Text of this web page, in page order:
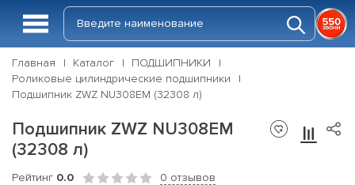
Главная Каталог
ПОДШИПНИКИ
Роликовые цилиндрические подшипники
Подшипник ZWZ NU308EM (32308 л)
Подшипник ZWZ NU308EM
(32308 л)
Рейтинг 0.0 0 отзывов